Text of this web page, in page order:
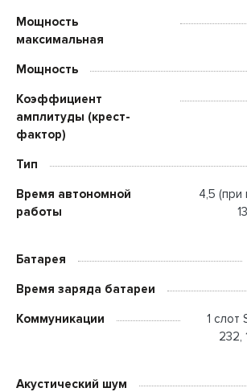
Мощность
максимальная
Мощность
Коэффициент
амплитуды (крест-
фактор)
Тип
Время автономной
работы
4,5 (при
Батарея
Время заряда батареи
Коммуникации
1 слот
232,
Акустический шум